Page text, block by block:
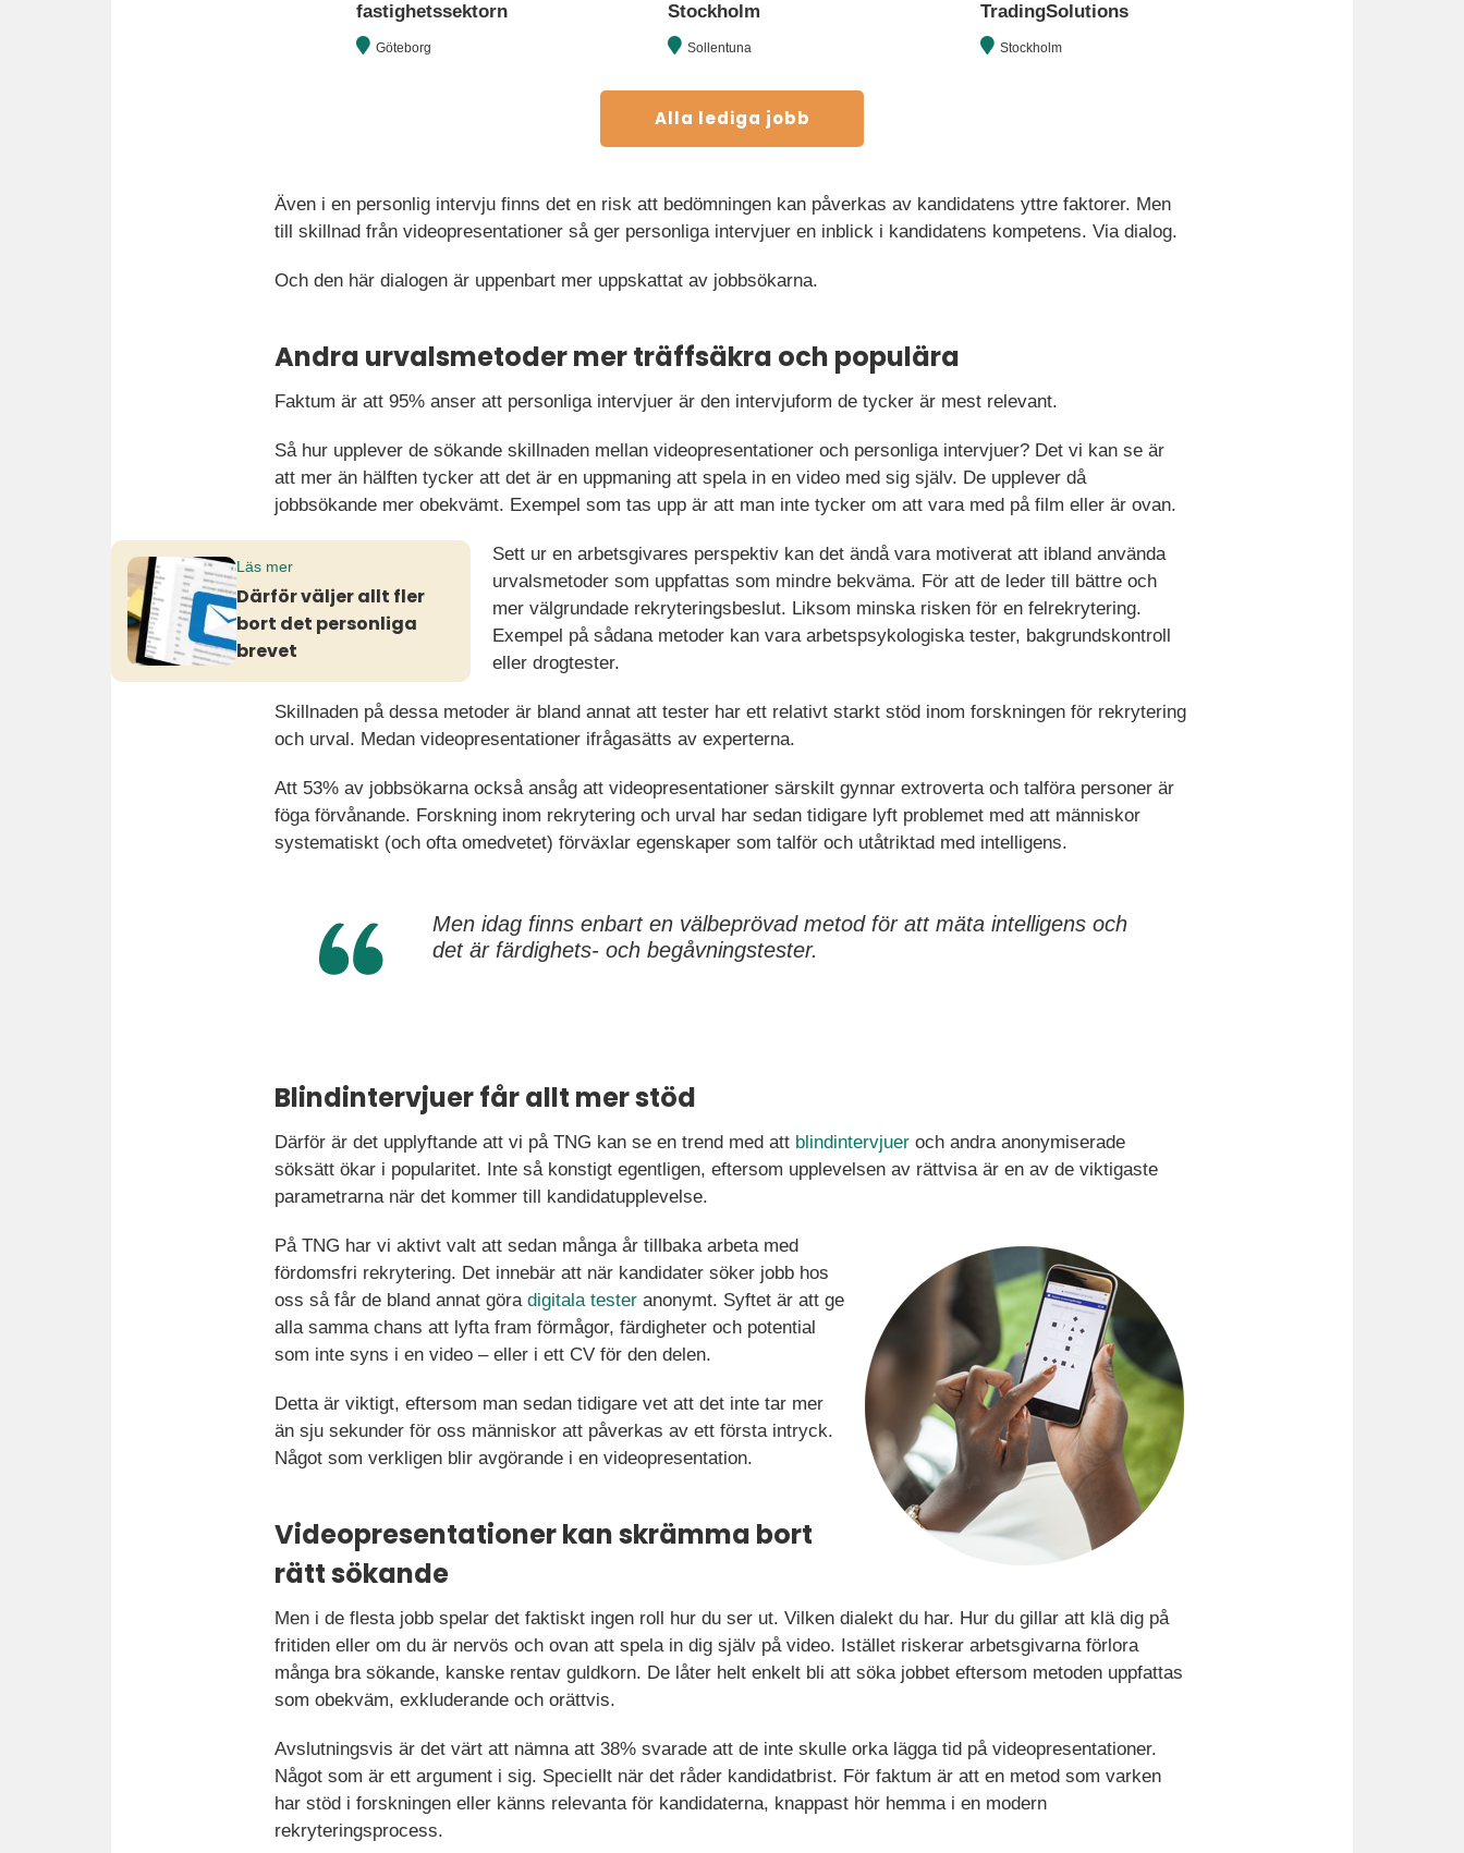
fastighetssektorn
Göteborg
Stockholm
Sollentuna
TradingSolutions
Stockholm
Alla lediga jobb
Även i en personlig intervju finns det en risk att bedömningen kan påverkas av kandidatens yttre faktorer. Men
till skillnad från videopresentationer så ger personliga intervjuer en inblick i kandidatens kompetens. Via dialog.
Och den här dialogen är uppenbart mer uppskattat av jobbsökarna.
Andra urvalsmetoder mer träffsäkra och populära
Faktum är att 95% anser att personliga intervjuer är den intervjuform de tycker är mest relevant.
Så hur upplever de sökande skillnaden mellan videopresentationer och personliga intervjuer? Det vi kan se är
att mer än hälften tycker att det är en uppmaning att spela in en video med sig själv. De upplever då
jobbsökande mer obekvämt. Exempel som tas upp är att man inte tycker om att vara med på film eller är ovan.
Läs mer
Därför väljer allt fler
bort det personliga
brevet
Sett ur en arbetsgivares perspektiv kan det ändå vara motiverat att ibland använda
urvalsmetoder som uppfattas som mindre bekväma. För att de leder till bättre och
mer välgrundade rekryteringsbeslut. Liksom minska risken för en felrekrytering.
Exempel på sådana metoder kan vara arbetspsykologiska tester, bakgrundskontroll
eller drogtester.
Skillnaden på dessa metoder är bland annat att tester har ett relativt starkt stöd inom forskningen för rekrytering
och urval. Medan videopresentationer ifrågasätts av experterna.
Att 53% av jobbsökarna också ansåg att videopresentationer särskilt gynnar extroverta och talföra personer är
föga förvånande. Forskning inom rekrytering och urval har sedan tidigare lyft problemet med att människor
systematiskt (och ofta omedvetet) förväxlar egenskaper som talför och utåtriktad med intelligens.
Men idag finns enbart en välbeprövad metod för att mäta intelligens och
det är färdighets- och begåvningstester.
Blindintervjuer får allt mer stöd
Därför är det upplyftande att vi på TNG kan se en trend med att blindintervjuer och andra anonymiserade
söksätt ökar i popularitet. Inte så konstigt egentligen, eftersom upplevelsen av rättvisa är en av de viktigaste
parametrarna när det kommer till kandidatupplevelse.
På TNG har vi aktivt valt att sedan många år tillbaka arbeta med
fördomsfri rekrytering. Det innebär att när kandidater söker jobb hos
oss så får de bland annat göra digitala tester anonymt. Syftet är att ge
alla samma chans att lyfta fram förmågor, färdigheter och potential
som inte syns i en video – eller i ett CV för den delen.
Detta är viktigt, eftersom man sedan tidigare vet att det inte tar mer
än sju sekunder för oss människor att påverkas av ett första intryck.
Något som verkligen blir avgörande i en videopresentation.
Videopresentationer kan skrämma bort
rätt sökande
Men i de flesta jobb spelar det faktiskt ingen roll hur du ser ut. Vilken dialekt du har. Hur du gillar att klä dig på
fritiden eller om du är nervös och ovan att spela in dig själv på video. Istället riskerar arbetsgivarna förlora
många bra sökande, kanske rentav guldkorn. De låter helt enkelt bli att söka jobbet eftersom metoden uppfattas
som obekväm, exkluderande och orättvis.
Avslutningsvis är det värt att nämna att 38% svarade att de inte skulle orka lägga tid på videopresentationer.
Något som är ett argument i sig. Speciellt när det råder kandidatbrist. För faktum är att en metod som varken
har stöd i forskningen eller känns relevanta för kandidaterna, knappast hör hemma i en modern
rekryteringsprocess.